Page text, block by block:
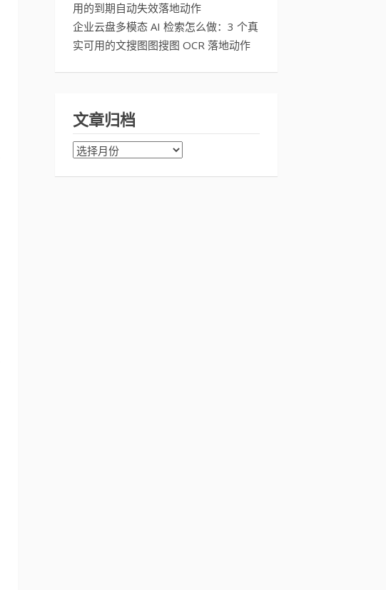
用的到期自动失效落地动作
企业云盘多模态 AI 检索怎么做：3 个真
实可用的文搜图图搜图 OCR 落地动作
文章归档
文
归